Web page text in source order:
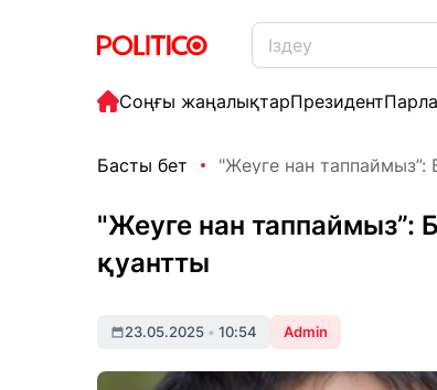
Соңғы жаңалықтарПрезидент
Басты бет "Жеуге нан таппаймыз”:
"Жеуге нан таппаймыз”:
қуантты
23.05.2025 • 10:54 Admin